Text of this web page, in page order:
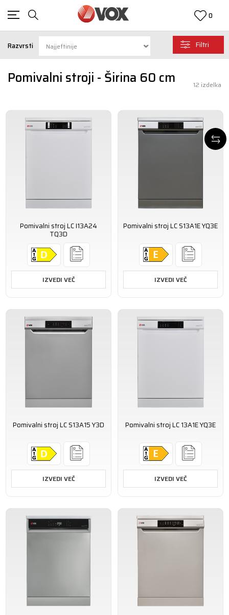
0
Pomivalni stroji - Širina 60 cm
Razvrsti Filtri
12 izdelka
Pomivalni stroj LC I13A24
TQ3D
IZVEDI VEČ
Pomivalni stroj LC S13A1E YQ3E
IZVEDI VEČ
Pomivalni stroj LC S13A15 Y3D
IZVEDI VEČ
Pomivalni stroj LC 13A1E YQ3E
IZVEDI VEČ